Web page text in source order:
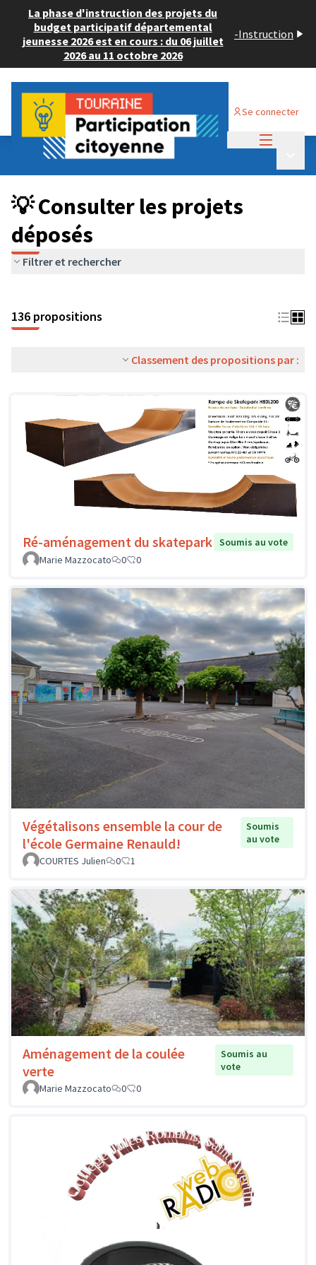
La phase d'instruction des projets du
budget participatif départemental
jeunesse 2026 est en cours : du 06 juillet
2026 au 11 octobre 2026
-Instruction
Se connecter
Budget Participatif JEUNESSE 2024
💡 Consulter les projets déposés
💡 Consulter les projets
déposés
Filtrer et rechercher
136 propositions
Classement des propositions par :
Ré-aménagement du skatepark Soumis au vote
Marie Mazzocato
0 0
Végétalisons ensemble la cour de
l'école Germaine Renauld!
Soumis
au vote
COURTES Julien
0 1
Aménagement de la coulée
verte
Soumis au
vote
Marie Mazzocato
0 0